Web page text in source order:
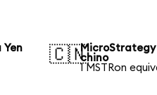
Yen
🇨🇳MicroStrategy
chino
1 MSTRon